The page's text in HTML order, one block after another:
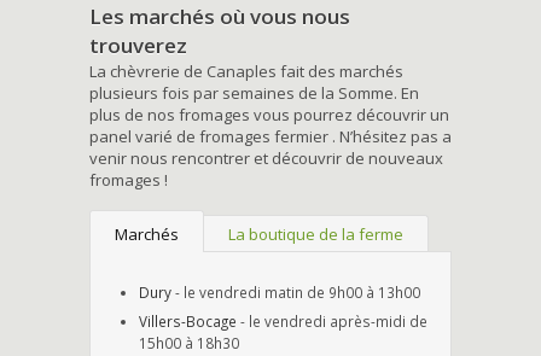
Les marchés où vous nous
trouverez
La chèvrerie de Canaples fait des marchés
plusieurs fois par semaines de la Somme. En
plus de nos fromages vous pourrez découvrir un
panel varié de fromages fermier . N’hésitez pas a
venir nous rencontrer et découvrir de nouveaux
fromages !
Marchés La boutique de la ferme
Dury- le vendredi matin de 9h00 à 13h00
Villers-Bocage - le vendredi après-midi de
15h00 à 18h30